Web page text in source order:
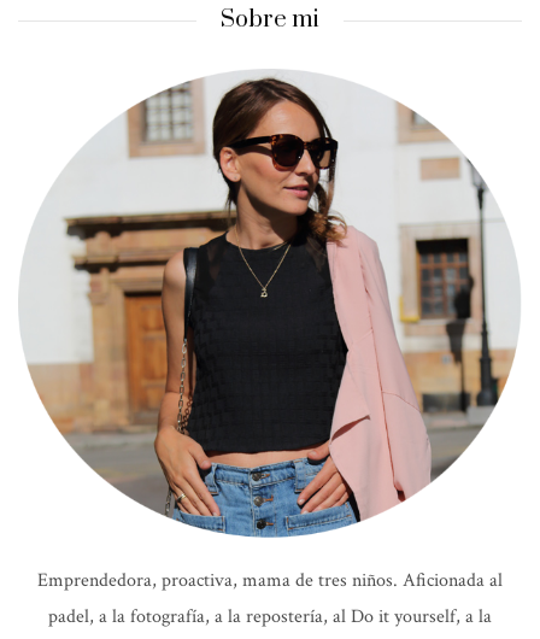
Sobre mi
Emprendedora, proactiva, mama de tres niños. Aficionada al
padel, a la fotografía, a la repostería, al Do it yourself, a la